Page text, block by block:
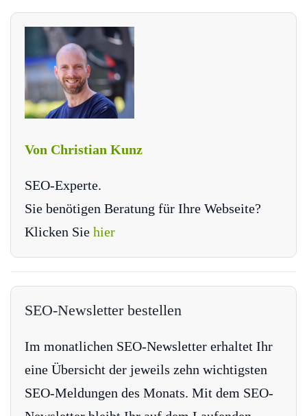
Von Christian Kunz
SEO-Experte.
Sie benötigen Beratung für Ihre Webseite?
Klicken Sie hier
SEO-Newsletter bestellen
Im monatlichen SEO-Newsletter erhaltet Ihr
eine Übersicht der jeweils zehn wichtigsten
SEO-Meldungen des Monats. Mit dem SEO-